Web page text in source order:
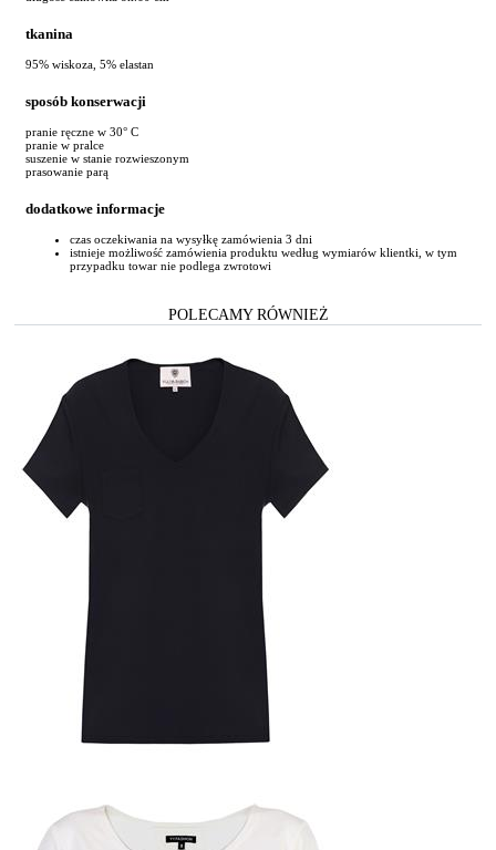
tkanina
95% wiskoza, 5% elastan
sposób konserwacji
pranie ręczne w 30° C
pranie w pralce
suszenie w stanie rozwieszonym
prasowanie parą
dodatkowe informacje
czas oczekiwania na wysyłkę zamówienia 3 dni
istnieje możliwość zamówienia produktu według wymiarów klientki, w tym
przypadku towar nie podlega zwrotowi
POLECAMY RÓWNIEŻ